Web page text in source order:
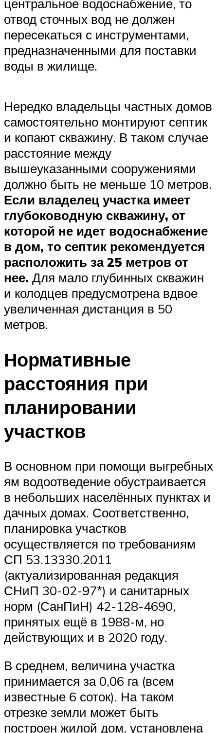
центральное водоснабжение, то
отвод сточных вод не должен
пересекаться с инструментами,
предназначенными для поставки
воды в жилище.
Нередко владельцы частных домов
самостоятельно монтируют септик
и копают скважину. В таком случае
расстояние между
вышеуказанными сооружениями
должно быть не меньше 10 метров.
Если владелец участка имеет
глубоководную скважину, от
которой не идет водоснабжение
в дом, то септик рекомендуется
расположить за 25 метров от
нее. Для мало глубинных скважин
и колодцев предусмотрена вдвое
увеличенная дистанция в 50
метров.
Нормативные
расстояния при
планировании
участков
В основном при помощи выгребных
ям водоотведение обустраивается
в небольших населённых пунктах и
дачных домах. Соответственно,
планировка участков
осуществляется по требованиям
СП 53.13330.2011
(актуализированная редакция
СНиП 30-02-97*) и санитарных
норм (СанПиН) 42-128-4690,
принятых ещё в 1988-м, но
действующих и в 2020 году.
В среднем, величина участка
принимается за 0,06 га (всем
известные 6 соток). На таком
отрезке земли может быть
построен жилой дом, установлена